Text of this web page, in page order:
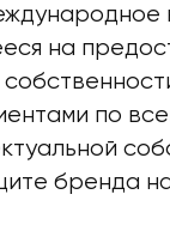
на
по
бренда